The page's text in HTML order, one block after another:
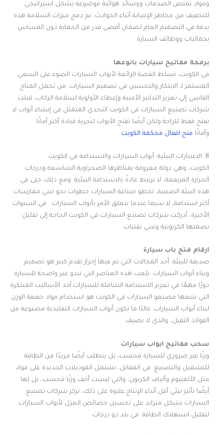
ومواد تمتص الصدمات ووسائد هوائية موضوعة بشكل استراتيجي
للتخفيف من مخاطر الإصابة أثناء الحوادث. تم دمج ميزات السلامة هذه
بدقة في التصميم العام لضمان أقصى قدر من الحماية دون المساس
بجماليات ووظائف السيارة.
برمجة مفاتيح سيارات بانوعها
في الكويت، تسلط القصة الرائعة لأبواب السيارات الضوء على السعي
المستمر لـ الابتكار والتحسين في تصميم السيارات. من تحمل المناخ
القاسي إلى تعزيز التدابير الأمنية وإعطاء الأولوية لسلامة الركاب، قبلت
شركات تصنيع السيارات في الكويت التحدي المتمثل في إنشاء أبواب لا
تفتح فقط للراحة ولكن أيضًا تفتح الأبواب لتجربة قيادة أكثر أمانًا
وأمانًا فتح اقفال محكمة الكويت
8. الاعتبارات البيئية: أبواب السيارات والاستدامة في الكويت
الكويت، وهي دولة معروفة بمناظرها الصحراوية الشاسعة ودرجات
الحرارة المرتفعة، لا ترتبط عادةً بالاستدامة البيئية. ومع ذلك، حتى في
هذه البيئة الصعبة، تخطو صناعة السيارات خطوات نحو تبني ممارسات
أكثر استدامة، لا سيما عندما يتعلق الأمر بأبواب السيارات. في السنوات
الأخيرة، أدركت شركات تصنيع السيارات في الكويت الحاجة إلى تقليل
بصمتها الكربونية وتبني تقنيات
ارقام فتح باب سيارة
صديقة للبيئة. أحد المجالات التي تم فيها إحراز تقدم كبير هو تصميم
وبناء أبواب السيارات. تلعب هذه العناصر التي تبدو غير واضحة للسيارة
دورًا مهمًا في تعزيز الاستدامة الشاملة للسيارات.أحد الأساليب المبتكرة
التي يتبعها مصنعو السيارات في الكويت هو استخدام مواد خفيفة الوزن
لبناء أبواب السيارات. غالبًا ما تكون أبواب السيارات التقليدية مصنوعة من
الفولاذ الثقيل، والذي لا يضيف
سحب مفاتيح ابواب سيارات
وزنًا غير ضروري للسيارة فحسب، بل يتطلب أيضًا مزيدًا من الطاقة
للتشغيل والتصنيع. في المقابل، تشتمل الموديلات الجديدة على مواد
مثل الألمنيوم وألياف الكربون، والتي ليست أخف وزنًا فحسب، بل لها
أيضًا تأثير بيئي أقل أثناء الإنتاج.علاوة على ذلك، تركز شركات تصنيع
السيارات بشكل متزايد على تحسين خصائص العزل لأبواب السيارات
لتقليل استهلاك الطاقة. في بلد ذو درجات